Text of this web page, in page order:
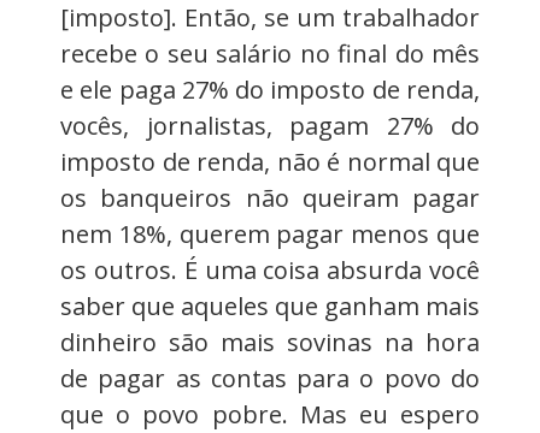
[imposto]. Então, se um trabalhador
recebe o seu salário no final do mês
e ele paga 27% do imposto de renda,
vocês, jornalistas, pagam 27% do
imposto de renda, não é normal que
os banqueiros não queiram pagar
nem 18%, querem pagar menos que
os outros. É uma coisa absurda você
saber que aqueles que ganham mais
dinheiro são mais sovinas na hora
de pagar as contas para o povo do
que o povo pobre. Mas eu espero